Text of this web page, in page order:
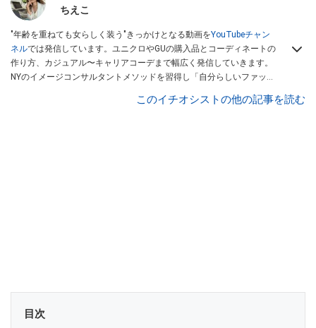
ちえこ
"年齢を重ねても女らしく装う"きっかけとなる動画をYouTubeチャン
ネルでは発信しています。ユニクロやGUの購入品とコーディネートの
作り方、カジュアル〜キャリアコーデまで幅広く発信していきます。
NYのイメージコンサルタントメソッドを習得し「自分らしいファッシ
イスさせていただいております。また、自身のキャリアコーデでもそ
このイチオシストの他の記事を読む
目次